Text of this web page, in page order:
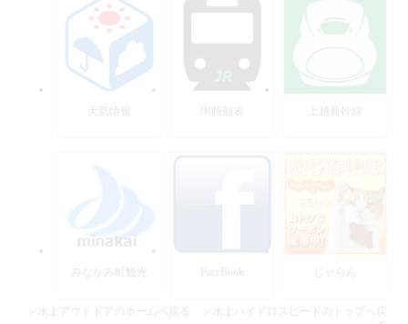
天気情報 JR時刻表
みなかみ町観光 FaceBook じゃらん
＞水上アウトドアのホームへ戻る
＞水上ハイドロスピードのトップへ戻